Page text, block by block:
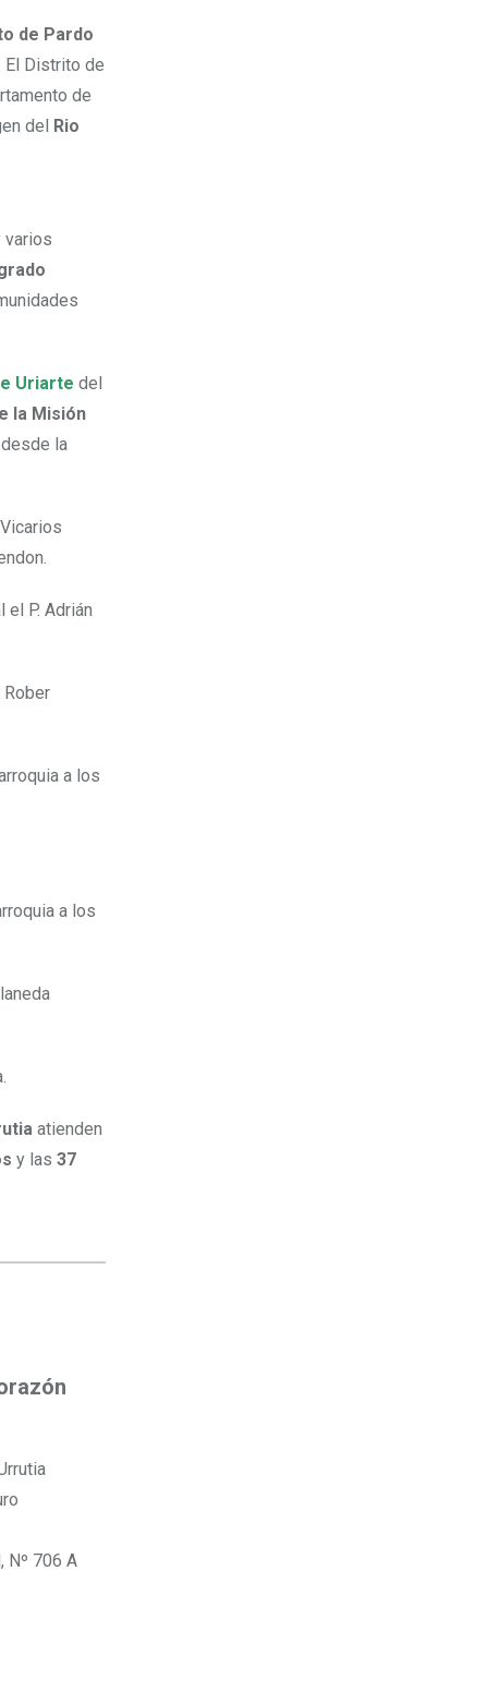
de Pardo
El Distrito de
de
del
Rio
Uriarte del
la Misión
la
el P. Adrián
Rober
a los
a los
atienden
y las 37
Nº 706 A